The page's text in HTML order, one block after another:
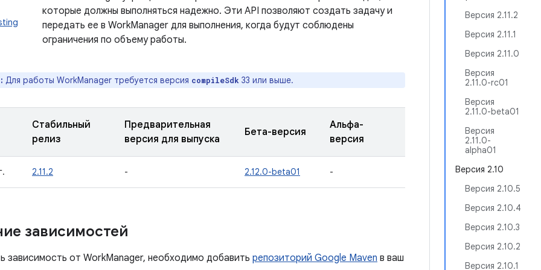
Версия 2.11.2
Версия 2.11.1
Версия 2.11.0
Версия
2.11.0-rc01
Версия
2.11.0-beta01
Версия
2.11.0-
alpha01
Версия 2.10
Версия 2.10.5
Версия 2.10.4
Версия 2.10.3
Версия 2.10.2
Версия 2.10.1
которые должны выполняться надежно. Эти API позволяют создать задачу и
передать ее в WorkManager для выполнения, когда будут соблюдены
ограничения по объему работы.
Для работы WorkManager требуется версия compileSdk 33 или выше.
Стабильный
релиз
Предварительная
версия для выпуска
Бета-версия
Альфа-
версия
2.11.2 - 2.12.0-beta01 -
зависимостей
зависимость от WorkManager, необходимо добавить репозиторий Google Maven в ваш